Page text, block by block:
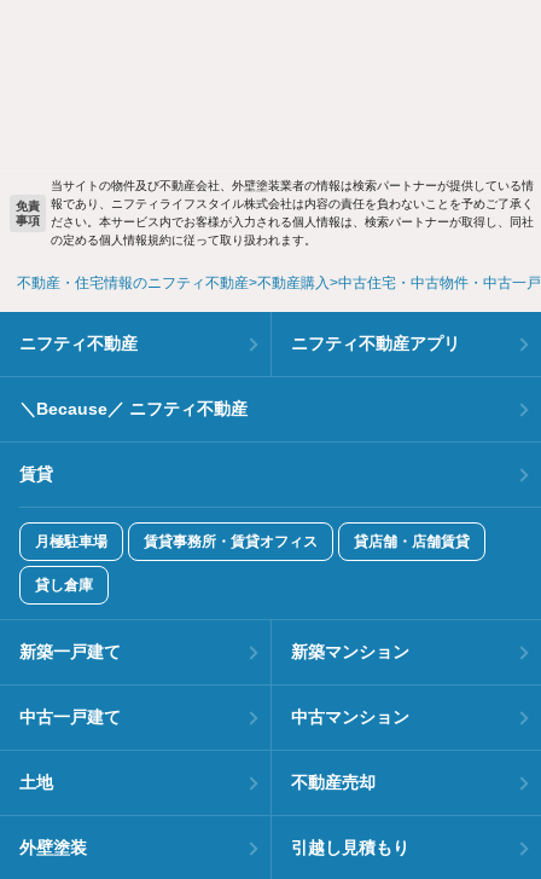
免責
事項
当サイトの物件及び不動産会社、外壁塗装業者の情報は検索パートナーが提供している情
報であり、ニフティライフスタイル株式会社は内容の責任を負わないことを予めご了承く
ださい。本サービス内でお客様が入力される個人情報は、検索パートナーが取得し、同社
の定める個人情報規約に従って取り扱われます。
不動産・住宅情報のニフティ不動産 不動産購入 中古住宅・中古物件・中古一
ニフティ不動産 ニフティ不動産アプリ
＼Because／ ニフティ不動産
賃貸
月極駐車場 賃貸事務所・賃貸オフィス 貸店舗・店舗賃貸
貸し倉庫
新築一戸建て 新築マンション
中古一戸建て 中古マンション
土地 不動産売却
外壁塗装 引越し見積もり